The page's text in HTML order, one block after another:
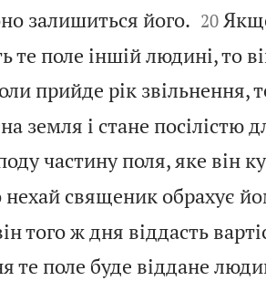
залишиться його.
20
те поле іншій людині, то
прийде рік звільнення,
земля і стане посілістю
частину поля, яке він
нехай священик обрахує
того ж дня віддасть
те поле буде віддане